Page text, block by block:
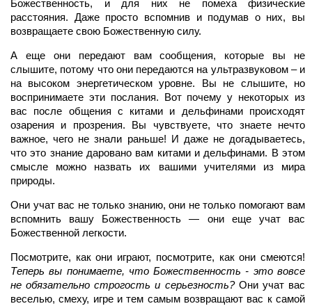
Божественность, и для них не помеха физические
расстояния. Даже просто вспомнив и подумав о них, вы
возвращаете свою Божественную силу.
А еще они передают вам сообщения, которые вы не
слышите, потому что они передаются на ультразвуковом – и
на высоком энергетическом уровне. Вы не слышите, но
воспринимаете эти послания. Вот почему у некоторых из
вас после общения с китами и дельфинами происходят
озарения и прозрения. Вы чувствуете, что знаете нечто
важное, чего не знали раньше! И даже не догадываетесь,
что это знание даровано вам китами и дельфинами. В этом
смысле можно назвать их вашими учителями из мира
природы.
Они учат вас не только знанию, они не только помогают вам
вспомнить вашу Божественность — они еще учат вас
Божественной легкости.
Посмотрите, как они играют, посмотрите, как они смеются!
Теперь вы понимаете, что Божественность - это вовсе
не обязательно строгость и серьезность?Они учат вас
веселью, смеху, игре и тем самым возвращают вас к самой